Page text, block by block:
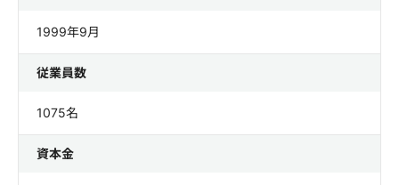
1999年9月
従業員数
1075名
資本金